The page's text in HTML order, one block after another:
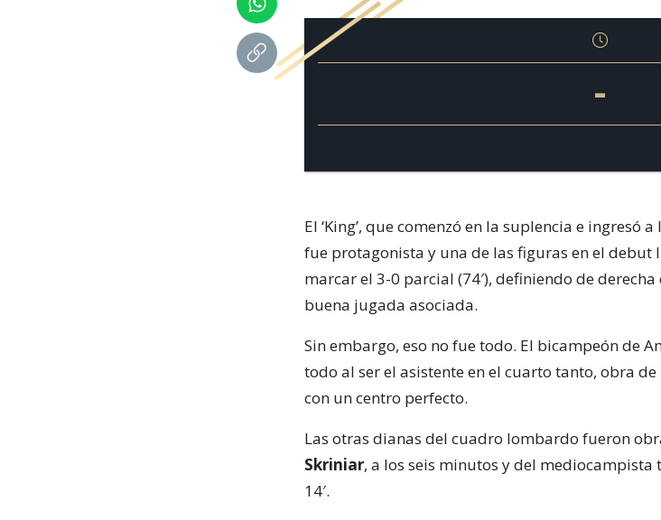
-
El ‘King’, que comenzó en la suplencia e ingresó
fue protagonista y una de las figuras en el debut
marcar el 3-0 parcial (74′), definiendo de
buena jugada asociada.
Sin embargo, eso no fue todo. El bicampeón de
todo al ser el asistente en el cuarto tanto, obra de
con un centro perfecto.
Las otras dianas del cuadro lombardo fueron
Skriniar, a los seis minutos y del mediocampista
14′.